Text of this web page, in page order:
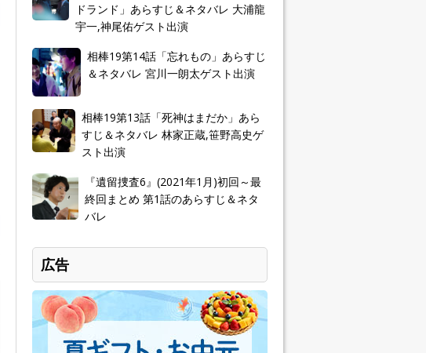
ドランド」あらすじ＆ネタバレ 大浦龍
宇一,神尾佑ゲスト出演
相棒19第14話「忘れもの」あらすじ
＆ネタバレ 宮川一朗太ゲスト出演
相棒19第13話「死神はまだか」あら
すじ＆ネタバレ 林家正蔵,笹野高史ゲ
スト出演
『遺留捜査6』(2021年1月)初回～最
終回まとめ 第1話のあらすじ＆ネタ
バレ
広告